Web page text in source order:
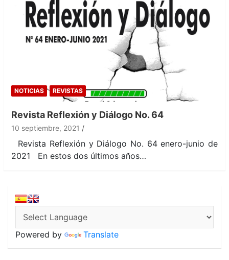
NOTICIAS REVISTAS
Revista Reflexión y Diálogo No. 64
10 septiembre, 2021
Revista Reflexión y Diálogo No. 64 enero-junio de
2021 En estos dos últimos años…
Powered by Translate